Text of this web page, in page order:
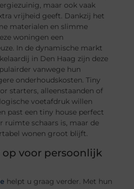
maar ook vaak
vrijheid geeft. Dankzij het
materialen en slimme
woningen een
In de dynamische markt
in Den Haag zijn deze
vanwege hun
onderhoudskosten. Tiny
starters, alleenstaanden of
voetafdruk willen
past een tiny house perfect
ruimte schaars is, maar de
wonen groot blijft.
op voor persoonlijk
helpt u graag verder. Met hun